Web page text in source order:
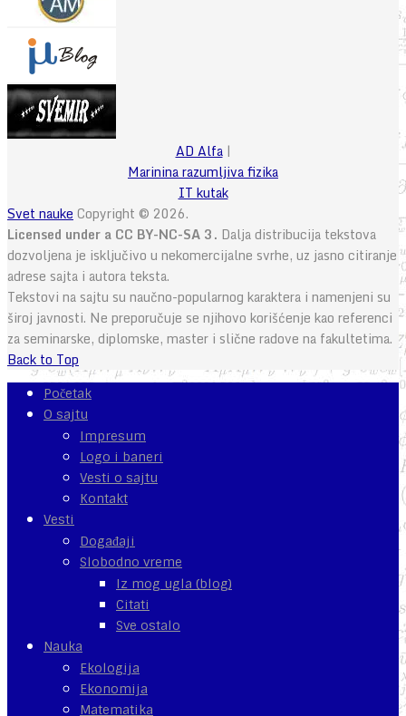
AD Alfa|
Marinina razumljiva fizika
IT kutak
Svet nauke Copyright © 2026.
Licensed under a CC BY-NC-SA 3. Dalja distribucija tekstova
dozvoljena je isključivo u nekomercijalne svrhe, uz jasno citiranje
adrese sajta i autora teksta.
Tekstovi na sajtu su naučno-popularnog karaktera i namenjeni su
široj javnosti. Ne preporučuje se njihovo korišćenje kao referenci
za seminarske, diplomske, master i slične radove na fakultetima.
Back to Top
Početak
O sajtu
Impresum
Logo i baneri
Vesti o sajtu
Kontakt
Vesti
Događaji
Slobodno vreme
Iz mog ugla (blog)
Citati
Sve ostalo
Nauka
Ekologija
Ekonomija
Matematika